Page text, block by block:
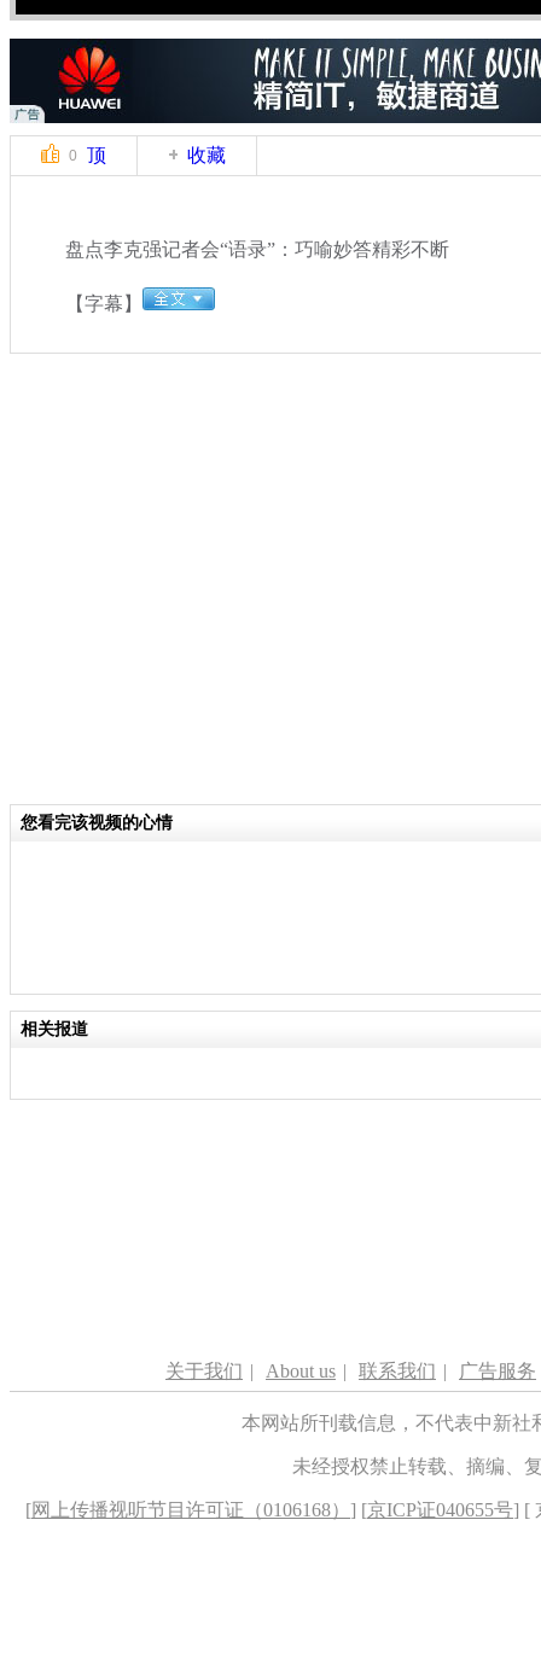
0 顶 收藏
盘点李克强记者会“语录”：巧喻妙答精彩不断
【字幕】
您看完该视频的心情
相关报道
关于我们 | About us | 联系我们 | 广告服务
本网站所刊载信息，不代表中新
未经授权禁止转载、摘编、
[网上传播视听节目许可证（0106168） ] [京ICP证040655号] [